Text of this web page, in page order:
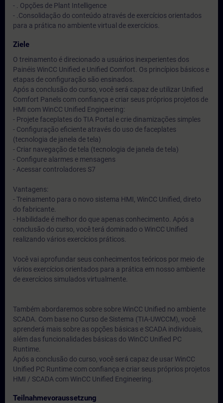
- . Opções de Plant Intelligence
- .Consolidação do conteúdo através de exercícios orientados
para a prática no ambiente virtual de exercícios.
Ziele
O treinamento é direcionado a usuários inexperientes dos
Painéis WinCC Unified e Unified Comfort. Os princípios básicos e
etapas de configuração são ensinados.
Após a conclusão do curso, você será capaz de utilizar Unified
Comfort Panels com confiança e criar seus próprios projetos de
HMI com WinCC Unified Engineering:
- Projete faceplates do TIA Portal e crie dinamizações simples
- Configuração eficiente através do uso de faceplates
(tecnologia de janela de tela)
- Criar navegação de tela (tecnologia de janela de tela)
- Configure alarmes e mensagens
- Acessar controladores S7
Vantagens:
- Treinamento para o novo sistema HMI, WinCC Unified, direto
do fabricante.
- Habilidade é melhor do que apenas conhecimento. Após a
conclusão do curso, você terá dominado o WinCC Unified
realizando vários exercícios práticos.
Você vai aprofundar seus conhecimentos teóricos por meio de
vários exercícios orientados para a prática em nosso ambiente
de exercícios simulados virtualmente.
Também abordaremos sobre sobre WinCC Unified no ambiente
SCADA. Com base no Curso de Sistema (TIA-UWCCM), você
aprenderá mais sobre as opções básicas e SCADA individuais,
além das funcionalidades básicas do WinCC Unified PC
Runtime.
Após a conclusão do curso, você será capaz de usar WinCC
Unified PC Runtime com confiança e criar seus próprios projetos
HMI / SCADA com WinCC Unified Engineering.
Teilnahmevoraussetzung